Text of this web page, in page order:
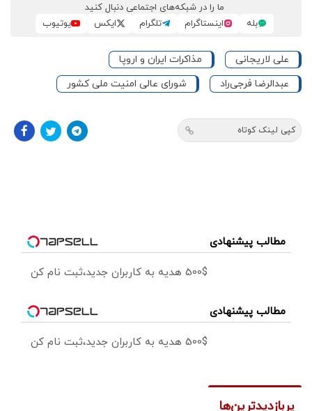
ما را در شبکه‌های اجتماعی دنبال کنید
بله
اینستاگرام تلگرام ایکس یوتیوب
علی لاریجانی
مذاکرات ایران و اروپا
عبدالرضا فرجی‌راد
شورای عالی امنیت ملی کشور
کپی لینک کوتاه
مطالب پیشنهادی
500$ هدیه به کاربران جدید،ثبت نام کن
مطالب پیشنهادی
500$ هدیه به کاربران جدید،ثبت نام کن
پربازدیدترین‌ها